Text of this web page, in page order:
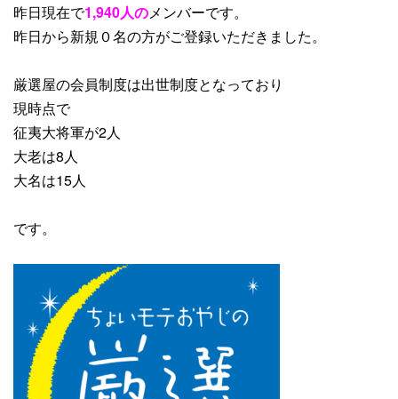
昨日現在で1,940人のメンバーです。
昨日から新規０名の方がご登録いただきました。
厳選屋の会員制度は出世制度となっており
現時点で
征夷大将軍が2人
大老は8人
大名は15人
です。